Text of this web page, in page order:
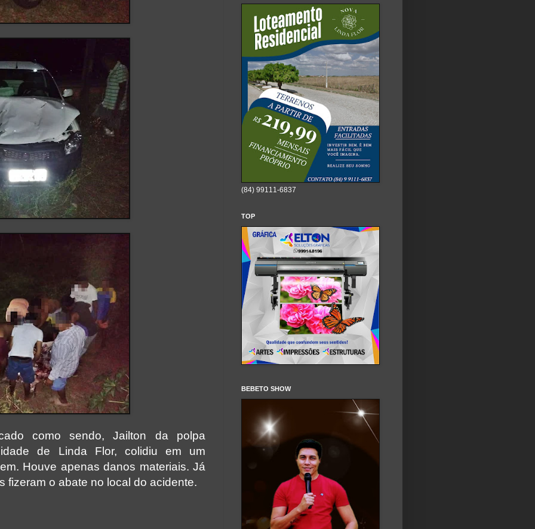
como sendo, Jailton da polpa
de Linda Flor, colidiu em um
Houve apenas danos materiais. Já
fizeram o abate no local do acidente.
(84) 99111-6837
TOP
BEBETO SHOW